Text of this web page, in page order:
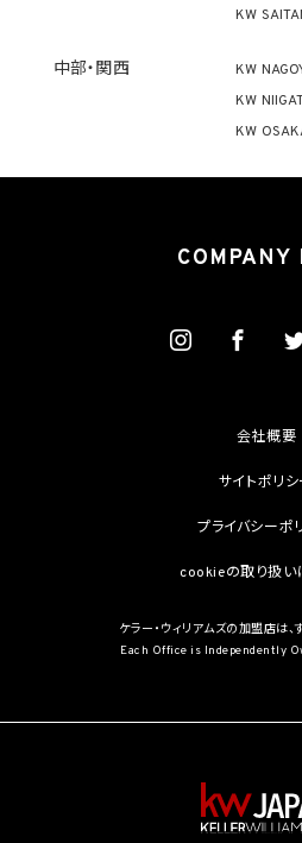
個人データを学術研究目的で取り扱う必要がある
ある場合を除きます。）。
4.2 当社は、違法又は不当な行為を助長し、又は
5. 個人情報の適正な取得
情報保護法第2条第3項に定義されるものを意味しま
を学術研究目的で取得する必要があるとき（当該
部が学術研究目的である場合を含み、個人の権
保護法第57条第1項各号に掲げる者その他個人情
(4) 本人を目視し、又は撮影することにより、そ
(5) 第三者から要配慮個人情報の提供を受ける場
5.3 当社は、第三者から個人情報の提供を受ける
該個人情報の提供が第4.1項各号のいずれかに該
かに該当する場合を除きます。
管理が図られるよう、当社の従業員に対し、必要か
は、個人情報の取扱いの全部又は一部を委託する
KW
中部・関西
KW
KW
KW
COMPANY
会社概要
サイトポリシ
プライバシーポ
cookieの取り扱い
ケラー・ウィリアムズの加盟店は、
Each Office is Independently